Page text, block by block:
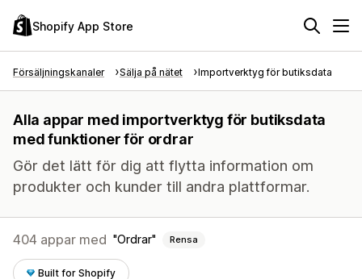
Shopify App Store
Försäljningskanaler Sälja på nätet Importverktyg för butiksdata
Alla appar med importverktyg för butiksdata
med funktioner för ordrar
Gör det lätt för dig att flytta information om
produkter och kunder till andra plattformar.
404 appar med Ordrar Rensa
Built for Shopify